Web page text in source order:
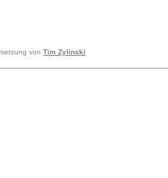
von Tim Zylinski